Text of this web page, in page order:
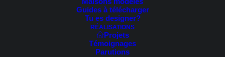
Guides à télécharger
Tu es designer?
RÉALISATIONS
Projets
Témoignages
Parutions
Voici le seul résultat